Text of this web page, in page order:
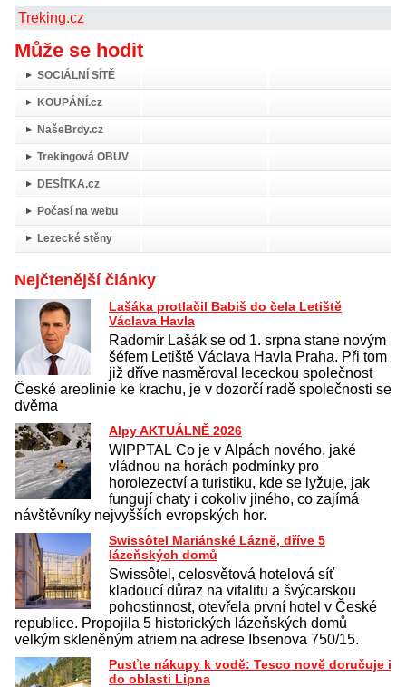
Treking.cz
Může se hodit
SOCIÁLNÍ SÍTĚ
KOUPÁNÍ.cz
NašeBrdy.cz
Trekingová OBUV
DESÍTKA.cz
Počasí na webu
Lezecké stěny
Nejčtenější články
Lašáka protlačil Babiš do čela Letiště
Václava Havla
Radomír Lašák se od 1. srpna stane novým
šéfem Letiště Václava Havla Praha. Při tom
již dříve nasměroval lececkou společnost
České areolinie ke krachu, je v dozorčí radě společnosti se
dvěma
Alpy AKTUÁLNĚ 2026
WIPPTAL Co je v Alpách nového, jaké
vládnou na horách podmínky pro
horolezectví a turistiku, kde se lyžuje, jak
fungují chaty i cokoliv jiného, co zajímá
návštěvníky nejvyšších evropských hor.
Swissôtel Mariánské Lázně, dříve 5
lázeňských domů
Swissôtel, celosvětová hotelová síť
kladoucí důraz na vitalitu a švýcarskou
pohostinnost, otevřela první hotel v České
republice. Propojila 5 historických lázeňských domů
velkým skleněným atriem na adrese Ibsenova 750/15.
Pusťte nákupy k vodě: Tesco nově doručuje i
do oblasti Lipna